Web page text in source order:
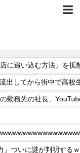
に追い込む方法』を
出してから街中で高校
」ついに謎が判明する